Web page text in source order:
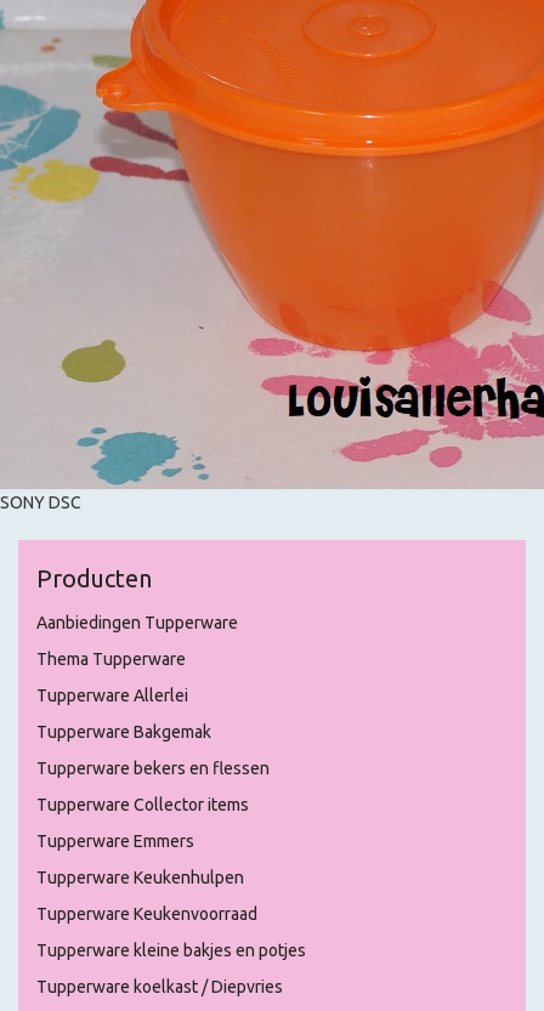
SONY DSC
Producten
Aanbiedingen Tupperware
Thema Tupperware
Tupperware Allerlei
Tupperware Bakgemak
Tupperware bekers en flessen
Tupperware Collector items
Tupperware Emmers
Tupperware Keukenhulpen
Tupperware Keukenvoorraad
Tupperware kleine bakjes en potjes
Tupperware koelkast / Diepvries